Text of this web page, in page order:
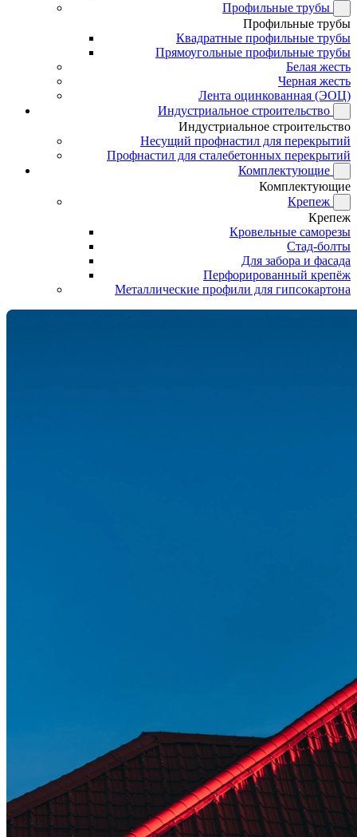
Профильные трубы
Профильные трубы
Квадратные профильные трубы
Прямоугольные профильные трубы
Белая жесть
Черная жесть
Лента оцинкованная (ЭОЦ)
Индустриальное строительство
Индустриальное строительство
Несущий профнастил для перекрытий
Профнастил для сталебетонных перекрытий
Комплектующие
Комплектующие
Крепеж
Крепеж
Кровельные саморезы
Стад-болты
Для забора и фасада
Перфорированный крепёж
Металлические профили для гипсокартона